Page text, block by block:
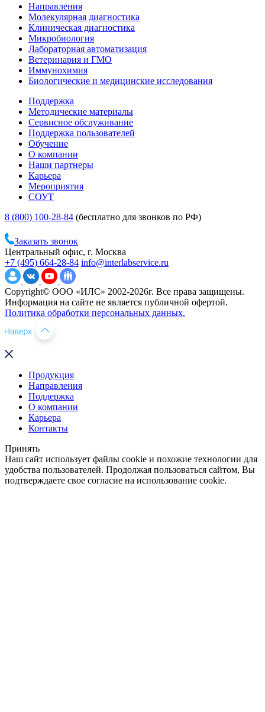
Направления
Молекулярная диагностика
Клиническая диагностика
Микробиология
Лабораторная автоматизация
Ветеринария и ГМО
Иммунохимия
Биологические и медицинские исследования
Поддержка
Методические материалы
Сервисное обслуживание
Поддержка пользователей
Обучение
О компании
Наши партнеры
Карьера
Мероприятия
СОУТ
8 (800) 100-28-84 (бесплатно для звонков по РФ)
Заказать звонок
Центральный офис, г. Москва
+7 (495) 664-28-84 info@interlabservice.ru
Copyright© ООО «ИЛС» 2002-2026г. Все права защищены.
Информация на сайте не является публичной офертой.
Политика обработки персональных данных.
Продукция
Направления
Поддержка
О компании
Карьера
Контакты
Принять
Наш сайт использует файлы cookie и похожие технологии для
удобства пользователей. Продолжая пользоваться сайтом, Вы
подтверждаете свое согласие на использование cookie.